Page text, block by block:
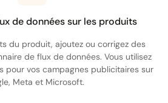
de données sur les produits
du produit, ajoutez ou corrigez des
de flux de données. Vous utilisez
pour vos campagnes publicitaires sur
Meta et Microsoft.